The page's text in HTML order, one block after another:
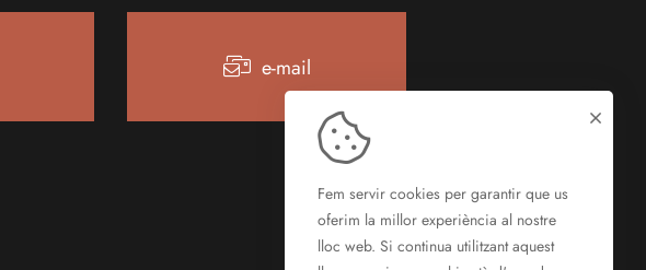
e-mail
Fem servir cookies per garantir que us
oferim la millor experiència al nostre
lloc web. Si continua utilitzant aquest